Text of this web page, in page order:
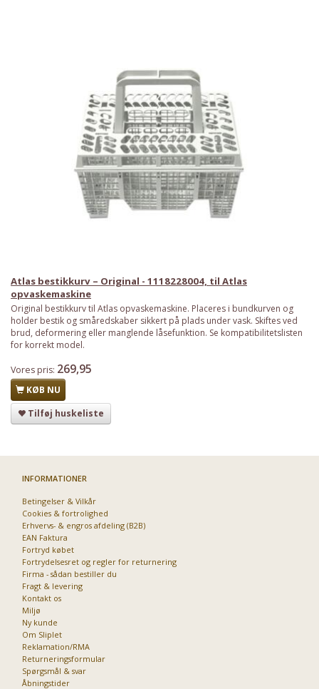
Atlas bestikkurv – Original - 1118228004, til Atlas
opvaskemaskine
Original bestikkurv til Atlas opvaskemaskine. Placeres i bundkurven og
holder bestik og småredskaber sikkert på plads under vask. Skiftes ved
brud, deformering eller manglende låsefunktion. Se kompatibilitetslisten
for korrekt model.
Vores pris: 269,95
KØB NU
Tilføj huskeliste
INFORMATIONER
Betingelser & Vilkår
Cookies & fortrolighed
Erhvervs- & engros afdeling (B2B)
EAN Faktura
Fortryd købet
Fortrydelsesret og regler for returnering
Firma - sådan bestiller du
Fragt & levering
Kontakt os
Miljø
Ny kunde
Om Sliplet
Reklamation/RMA
Returneringsformular
Spørgsmål & svar
Åbningstider